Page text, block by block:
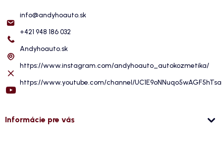
info@andyhoauto.sk
+421 948 186 032
Andyhoauto.sk
https://www.instagram.com/andyhoauto_autokozmetika/
https://www.youtube.com/channel/
Informácie pre vás